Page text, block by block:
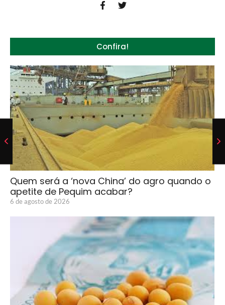
Confira!
Quem será a ‘nova China’ do agro quando o
apetite de Pequim acabar?
6 de agosto de 2026